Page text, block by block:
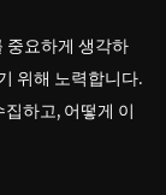
중요하게 생각하
위해 노력합니다.
하고, 어떻게 이